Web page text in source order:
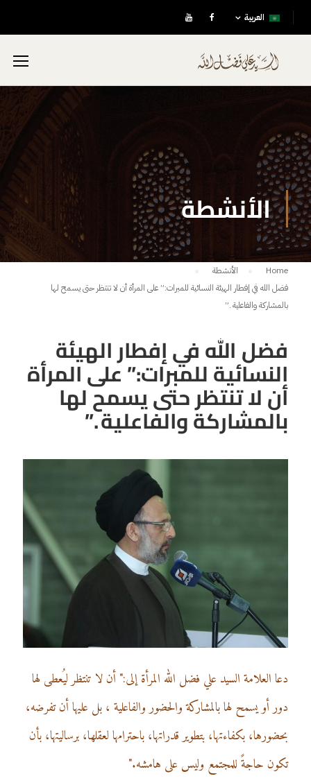
العربية
الأنشطة
Home
الأنشطة
فضل الله في إفطار الهيئة النسائية للمبرات:” على المرأة أن لا تنتظر حتى يسمح لها
بالمشاركة والفاعلية .”
فضل الله في إفطار الهيئة
النسائية للمبرات:” على المرأة
أن لا تنتظر حتى يسمح لها
بالمشاركة والفاعلية .”
دعا العلامة السيد علي فضل الله المرأة إلى:" أن لا تنتظر ليُعطى لها
دور أو يسمح لها بالمشاركة والحضور والفاعلية ، بل عليها أن تفرضه،
بحضورها، بكفاءتها، بتطوير قدراتها، باحترامها لعقلها، برساليتها، بأن
تكون حاجةً للمجتمع وليس على هامشه."